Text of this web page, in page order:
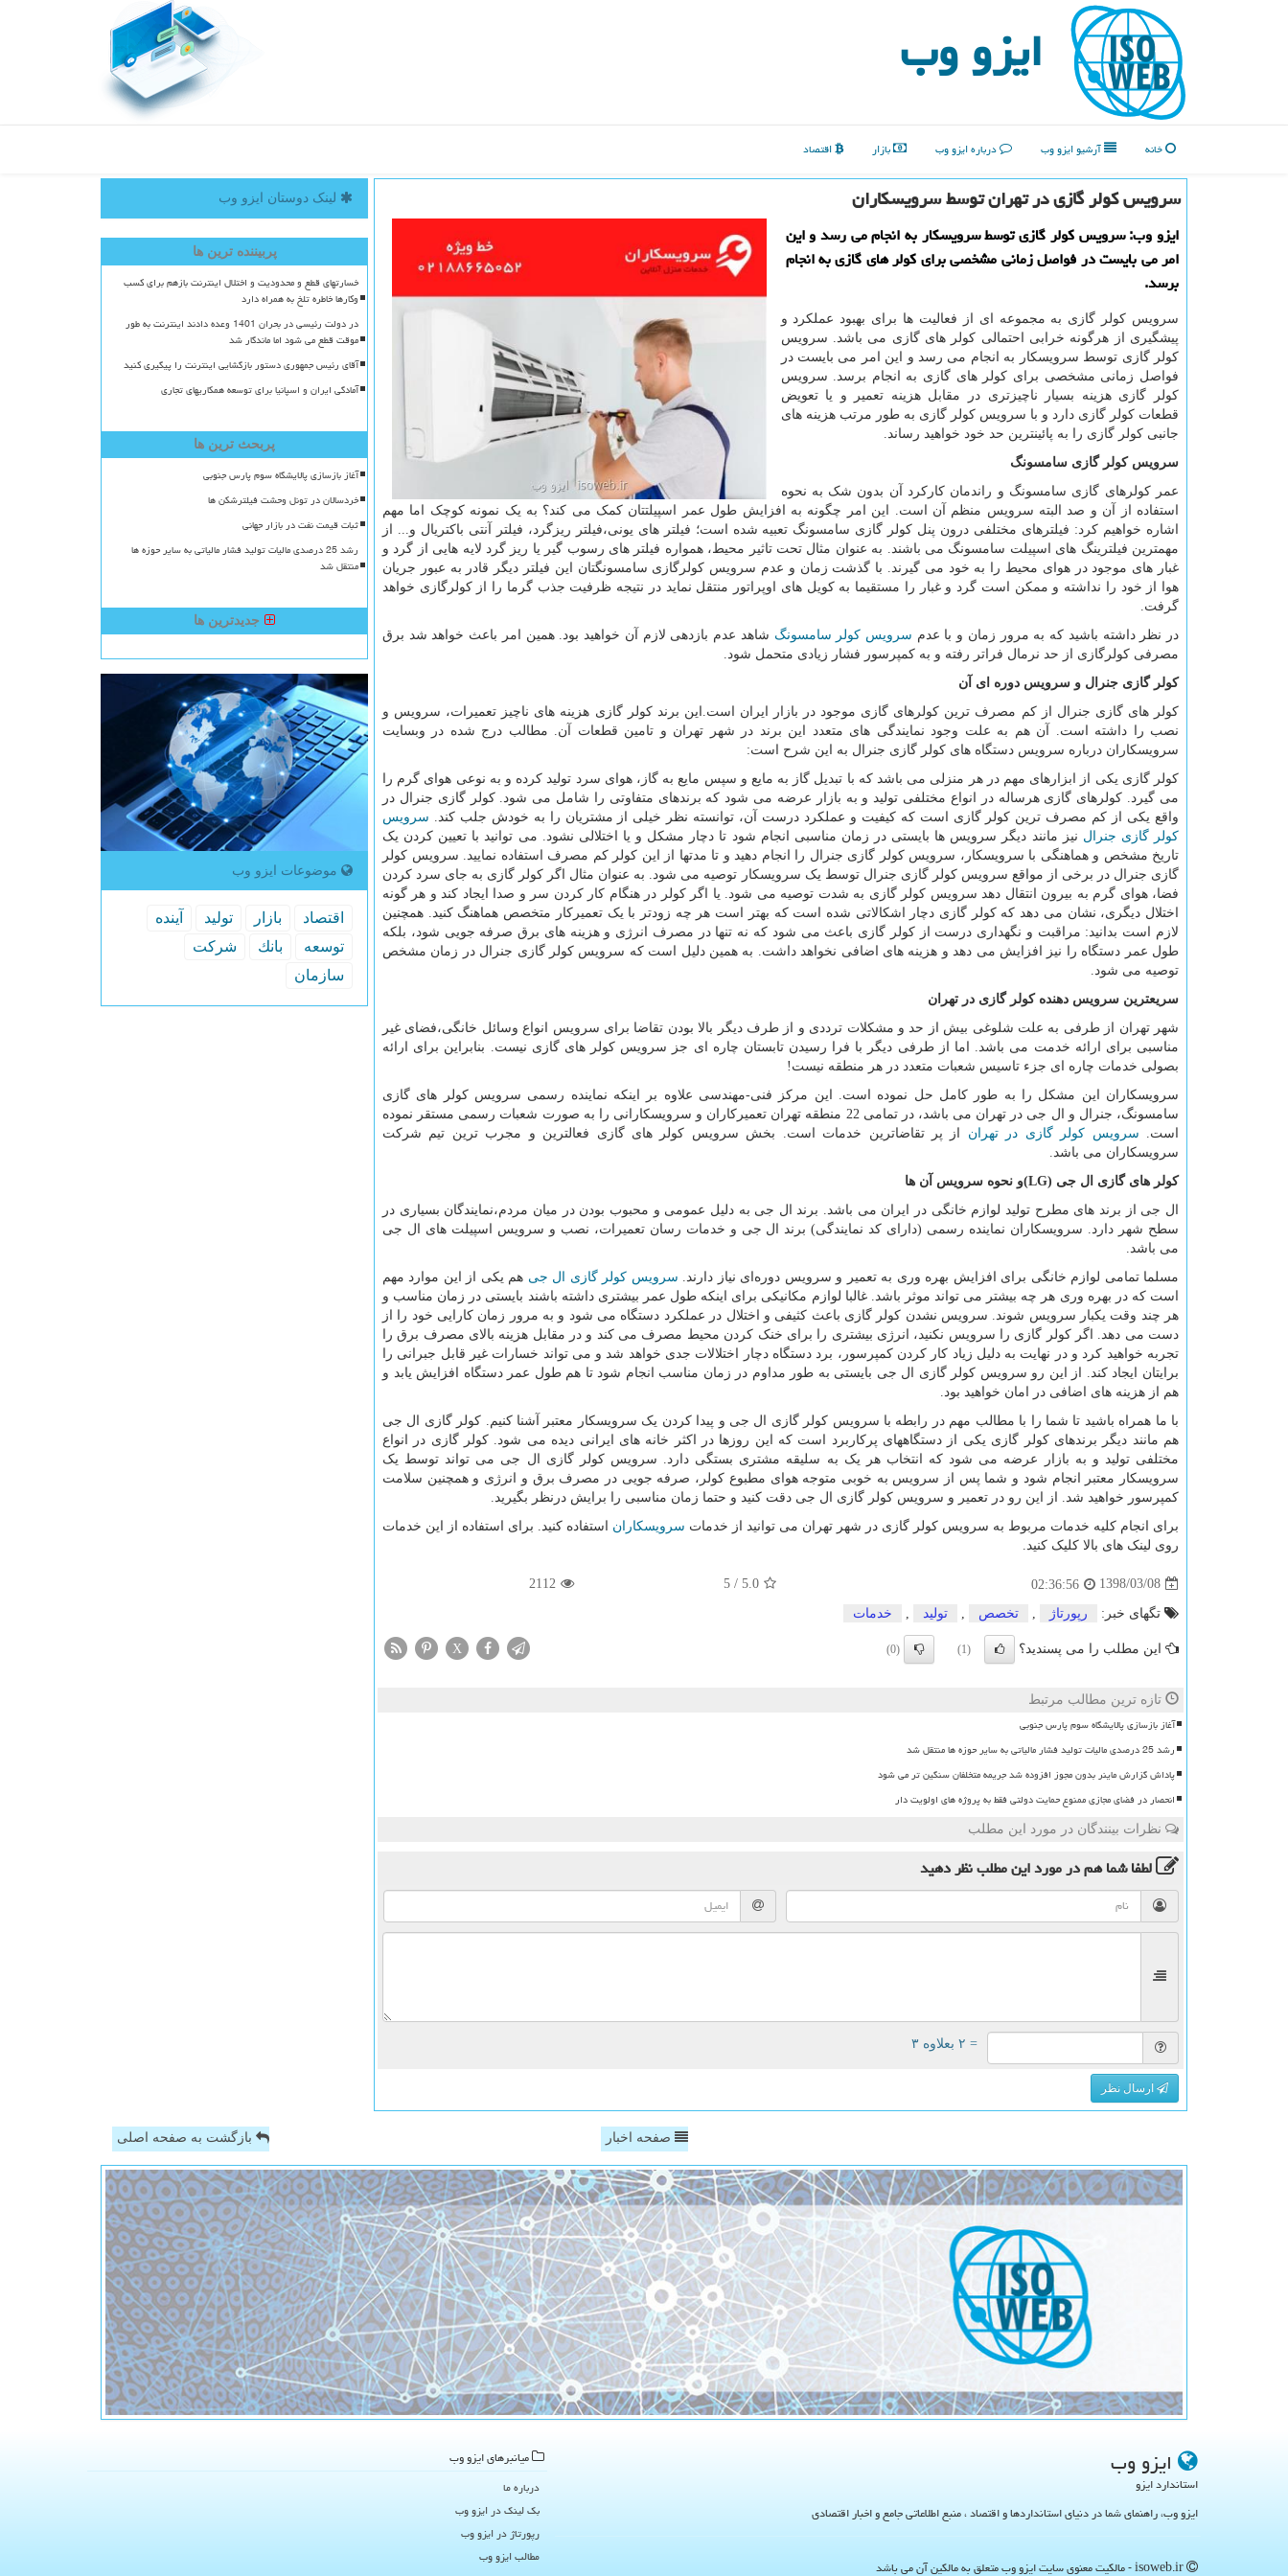
ایزو وب
خانه آرشیو ایزو وب درباره ایزو وب بازار اقتصاد
سرویس كولر گازی در تهران توسط سرویسكاران
ایزو وب: سرویس كولر گازی توسط سرویسكار به انجام می رسد و این
امر می بایست در فواصل زمانی مشخصی برای كولر های گازی به انجام
برسد.
سرویس کولر گازی به مجموعه ای از فعالیت ها برای بهبود عملکرد و
پیشگیری از هرگونه خرابی احتمالی کولر های گازی می باشد. سرویس
کولر گازی توسط سرویسکار به انجام می رسد و این امر می بایست در
فواصل زمانی مشخصی برای کولر های گازی به انجام برسد. سرویس
کولر گازی هزینه بسیار ناچیزتری در مقابل هزینه تعمیر و یا تعویض
قطعات کولر گازی دارد و با سرویس کولر گازی به طور مرتب هزینه های
جانبی کولر گازی را به پائینترین حد خود خواهید رساند.
سرویس کولر گازی سامسونگ
عمر کولرهای گازی سامسونگ و راندمان کارکرد آن بدون شک به نحوه
استفاده از آن و صد البته سرویس منظم آن است. این امر چگونه به افزایش طول عمر اسپیلتتان کمک می کند؟ به یک نمونه کوچک اما مهم
اشاره خواهیم کرد: فیلترهای مختلفی درون پنل کولر گازی سامسونگ تعبیه شده است؛ فیلتر های یونی،فیلتر ریزگرد، فیلتر آنتی باکتریال و... از
مهمترین فیلترینگ های اسپیلت سامسونگ می باشند. به عنوان مثال تحت تاثیر محیط، همواره فیلتر های رسوب گیر یا ریز گرد لایه هایی از گرد و
غبار های موجود در هوای محیط را به خود می گیرند. با گذشت زمان و عدم سرویس کولرگازی سامسونگتان این فیلتر دیگر قادر به عبور جریان
هوا از خود را نداشته و ممکن است گرد و غبار را مستقیما به کویل های اوپراتور منتقل نماید در نتیجه ظرفیت جذب گرما را از کولرگازی خواهد
گرفت.
در نظر داشته باشید که به مرور زمان و با عدم سرویس کولر سامسونگ شاهد عدم بازدهی لازم آن خواهید بود. همین امر باعث خواهد شد برق
مصرفی کولرگازی از حد نرمال فراتر رفته و به کمپرسور فشار زیادی متحمل شود.
کولر گازی جنرال و سرویس دوره ای آن
کولر های گازی جنرال از کم مصرف ترین کولرهای گازی موجود در بازار ایران است.این برند کولر گازی هزینه های ناچیز تعمیرات، سرویس و
نصب را داشته است. آن هم به علت وجود نمایندگی های متعدد این برند در شهر تهران و تامین قطعات آن. مطالب درج شده در وبسایت
سرویسکاران درباره سرویس دستگاه های کولر گازی جنرال به این شرح است:
کولر گازی یکی از ابزارهای مهم در هر منزلی می باشد که با تبدیل گاز به مایع و سپس مایع به گاز، هوای سرد تولید کرده و به نوعی هوای گرم را
می گیرد. کولرهای گازی هرساله در انواع مختلفی تولید و به بازار عرضه می شود که برندهای متفاوتی را شامل می شود. کولر گازی جنرال در
واقع یکی از کم مصرف ترین کولر گازی است که کیفیت و عملکرد درست آن، توانسته نظر خیلی از مشتریان را به خودش جلب کند. سرویس
کولر گازی جنرال نیز مانند دیگر سرویس ها بایستی در زمان مناسبی انجام شود تا دچار مشکل و یا اختلالی نشود. می توانید با تعیین کردن یک
تاریخ مشخص و هماهنگی با سرویسکار، سرویس کولر گازی جنرال را انجام دهید و تا مدتها از این کولر کم مصرف استفاده نمایید. سرویس کولر
گازی جنرال در برخی از مواقع سرویس کولر گازی جنرال توسط یک سرویسکار توصیه می شود. به عنوان مثال اگر کولر گازی به جای سرد کردن
فضا، هوای گرم به بیرون انتقال دهد سرویس کولر گازی به شدت توصیه می شود. یا اگر کولر در هنگام کار کردن سر و صدا ایجاد کند و هر گونه
اختلال دیگری، نشان می دهد که کولر گازی دچار اشکالاتی شده است که بهتر است هر چه زودتر با یک تعمیرکار متخصص هماهنگ کنید. همچنین
لازم است بدانید: مراقبت و نگهداری درست از کولر گازی باعث می شود که نه تنها در مصرف انرژی و هزینه های برق صرفه جویی شود، بلکه
طول عمر دستگاه را نیز افزایش می دهد و هزینه های اضافی نخواهد داشت. به همین دلیل است که سرویس کولر گازی جنرال در زمان مشخص
توصیه می شود.
سریعترین سرویس دهنده کولر گازی در تهران
شهر تهران از طرفی به علت شلوغی بیش از حد و مشکلات ترددی و از طرف دیگر بالا بودن تقاضا برای سرویس انواع وسائل خانگی،فضای غیر
مناسبی برای ارائه خدمت می باشد. اما از طرفی دیگر با فرا رسیدن تابستان چاره ای جز سرویس کولر های گازی نیست. بنابراین برای ارائه
بصولی خدمات چاره ای جزء تاسیس شعبات متعدد در هر منطقه نیست !
سرویسکاران این مشکل را به طور کامل حل نموده است. این مرکز فنی-مهندسی علاوه بر اینکه نماینده رسمی سرویس کولر های گازی
سامسونگ، جنرال و ال جی در تهران می باشد، در تمامی 22 منطقه تهران تعمیرکاران و سرویسکارانی را به صورت شعبات رسمی مستقر نموده
است. سرویس کولر گازی در تهران از پر تقاضاترین خدمات است. بخش سرویس کولر های گازی فعالترین و مجرب ترین تیم شرکت
سرویسکاران می باشد.
کولر های گازی ال جی (LG)و نحوه سرویس آن ها
ال جی از برند های مطرح تولید لوازم خانگی در ایران می باشد. برند ال جی به دلیل عمومی و محبوب بودن در میان مردم،نمایندگان بسیاری در
سطح شهر دارد. سرویسکاران نماینده رسمی (دارای کد نمایندگی) برند ال جی و خدمات رسان تعمیرات، نصب و سرویس اسپیلت های ال جی
می باشد.
مسلما تمامی لوازم خانگی برای افزایش بهره وری به تعمیر و سرویس دوره‌ای نیاز دارند. سرویس کولر گازی ال جی هم یکی از این موارد مهم
است که در بهره وری هر چه بیشتر می تواند موثر باشد. غالبا لوازم مکانیکی برای اینکه طول عمر بیشتری داشته باشند بایستی در زمان مناسب و
هر چند وقت یکبار سرویس شوند. سرویس نشدن کولر گازی باعث کثیفی و اختلال در عملکرد دستگاه می شود و به مرور زمان کارایی خود را از
دست می دهد. اگر کولر گازی را سرویس نکنید، انرژی بیشتری را برای خنک کردن محیط مصرف می کند و در مقابل هزینه بالای مصرف برق را
تجربه خواهید کرد و در نهایت به دلیل زیاد کار کردن کمپرسور، برد دستگاه دچار اختلالات جدی خواهد شد و می تواند خسارات غیر قابل جبرانی را
برایتان ایجاد کند. از این رو سرویس کولر گازی ال جی بایستی به طور مداوم در زمان مناسب انجام شود تا هم طول عمر دستگاه افزایش یابد و
هم از هزینه های اضافی در امان خواهید بود.
با ما همراه باشید تا شما را با مطالب مهم در رابطه با سرویس کولر گازی ال جی و پیدا کردن یک سرویسکار معتبر آشنا کنیم. کولر گازی ال جی
هم مانند دیگر برندهای کولر گازی یکی از دستگاههای پرکاربرد است که این روزها در اکثر خانه های ایرانی دیده می شود. کولر گازی در انواع
مختلفی تولید و به بازار عرضه می شود که انتخاب هر یک به سلیقه مشتری بستگی دارد. سرویس کولر گازی ال جی می تواند توسط یک
سرویسکار معتبر انجام شود و شما پس از سرویس به خوبی متوجه هوای مطبوع کولر، صرفه جویی در مصرف برق و انرژی و همچنین سلامت
کمپرسور خواهید شد. از این رو در تعمیر و سرویس کولر گازی ال جی دقت کنید و حتما زمان مناسبی را برایش درنظر بگیرید.
برای انجام کلیه خدمات مربوط به سرویس کولر گازی در شهر تهران می توانید از خدمات سرویسکاران استفاده کنید. برای استفاده از این خدمات
روی لینک های بالا کلیک کنید.
1398/03/08
02:36:56
5.0
/
5
2112
تگهای خبر: رپورتاژ تخصص تولید خدمات
این مطلب را می پسندید؟ (1)
(0)
X
تازه ترین مطالب مرتبط
آغاز بازسازی پالایشگاه سوم پارس جنوبی
رشد 25 درصدی مالیات تولید فشار مالیاتی به سایر حوزه ها منتقل شد
پاداش گزارش ماینر بدون مجوز افزوده شد جریمه متخلفان سنگین تر می شود
انحصار در فضای مجازی ممنوع حمایت دولتی فقط به پروژه های اولویت دار
نظرات بینندگان در مورد این مطلب
لطفا شما همدر مورد این مطلبنظر دهید
= ۲ بعلاوه ۳
ارسال نظر
لینک دوستان ایزو وب
پربیننده ترین ها
خسارتهای قطع و محدودیت و اختلال اینترنت بازهم برای کسب
وکارها خاطره تلخ به همراه دارد
در دولت رئیسی در بحران 1401 وعده دادند اینترنت به طور
موقت قطع می شود اما ماندگار شد
آقای رئیس جمهوری دستور بازگشایی اینترنت را پیگیری کنید
آمادگی ایران و اسپانیا برای توسعه همکاریهای تجاری
پربحث ترین ها
آغاز بازسازی پالایشگاه سوم پارس جنوبی
خردسالان در تونل وحشت فیلترشکن ها
ثبات قیمت نفت در بازار جهانی
رشد 25 درصدی مالیات تولید فشار مالیاتی به سایر حوزه ها
منتقل شد
جدیدترین ها
موضوعات ایزو وب
اقتصاد بازار تولید
آینده
توسعه
بانك
شركت
سازمان
صفحه اخبار بازگشت به صفحه اصلی
ایزو وب
استاندارد ایزو
ایزو وب، راهنمای شما در دنیای استانداردها و اقتصاد ، منبع اطلاعاتی جامع و اخبار اقتصادی
میانبرهای ایزو وب
درباره ما
بک لینک در ایزو وب
رپورتاژ در ایزو وب
مطالب ایزو وب